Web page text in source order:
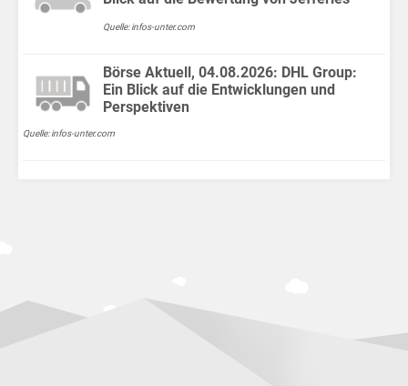
Quelle: infos-unter.com
Börse Aktuell, 04.08.2026: DHL Group:
Ein Blick auf die Entwicklungen und
Perspektiven
Quelle: infos-unter.com